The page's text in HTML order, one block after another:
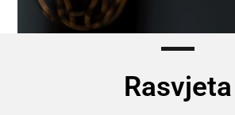
Rasvjeta